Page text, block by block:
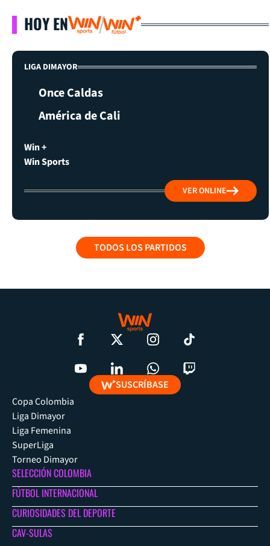
HOY EN
LIGA DIMAYOR
Once Caldas
América de Cali
Win +
Win Sports
VER ONLINE
TODOS LOS PARTIDOS
SUSCRÍBASE
Copa Colombia
Liga Dimayor
Liga Femenina
SuperLiga
Torneo Dimayor
SELECCIÓN COLOMBIA
FÚTBOL INTERNACIONAL
CURIOSIDADES DEL DEPORTE
CAV-SULAS